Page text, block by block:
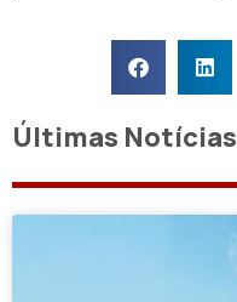
Últimas Notícias